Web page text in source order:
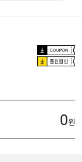
플친할인
0원